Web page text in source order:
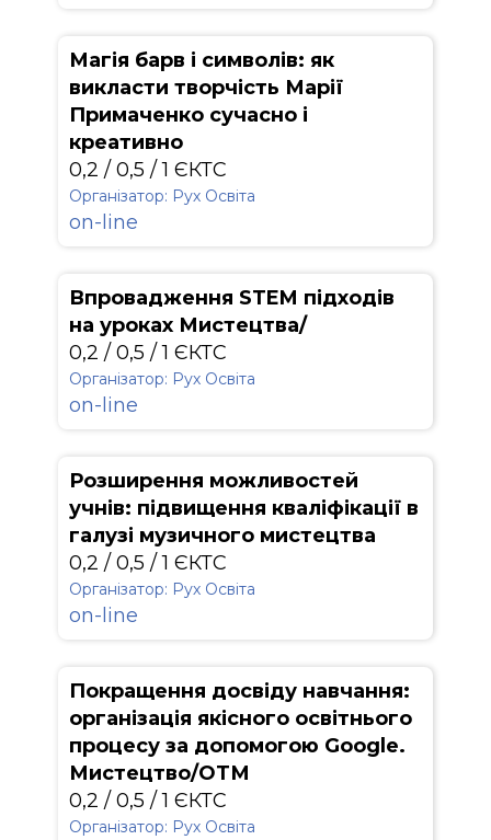
Магія барв і символів: як
викласти творчість Марії
Примаченко сучасно і
креативно
0,2 / 0,5 / 1 ЄКТС
Організатор: Рух Освіта
on-line
Впровадження STEM підходів
на уроках Мистецтва/
0,2 / 0,5 / 1 ЄКТС
Організатор: Рух Освіта
on-line
Розширення можливостей
учнів: підвищення кваліфікації в
галузі музичного мистецтва
0,2 / 0,5 / 1 ЄКТС
Організатор: Рух Освіта
on-line
Покращення досвіду навчання:
організація якісного освітнього
процесу за допомогою Google.
Мистецтво/ОТМ
0,2 / 0,5 / 1 ЄКТС
Організатор: Рух Освіта